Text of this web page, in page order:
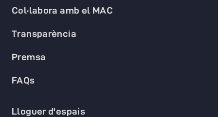
Col·labora amb el MAC
Transparència
Premsa
FAQs
Lloguer d'espais